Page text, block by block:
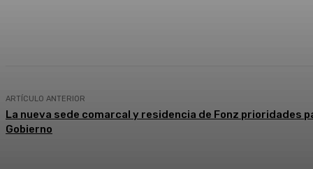
ARTÍCULO ANTERIOR
La nueva sede comarcal y residencia de Fonz prioridades
Gobierno